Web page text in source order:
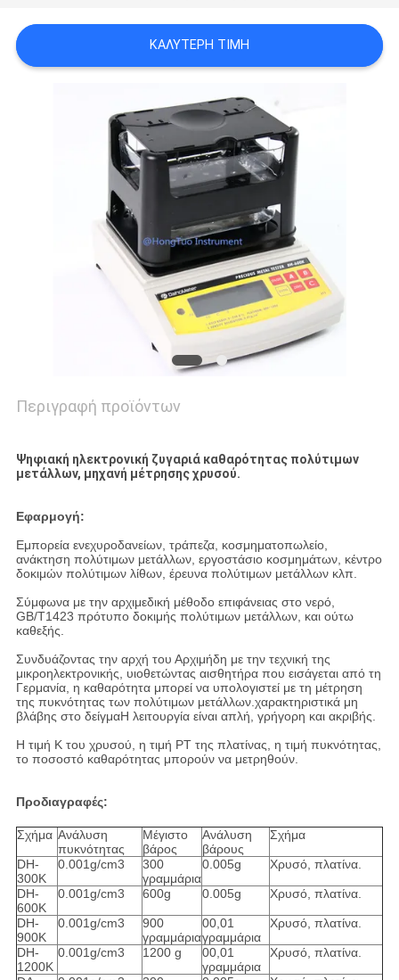
SITEMAP
ΚΑΛΎΤΕΡΗ ΤΙΜΉ
Περιγραφή προϊόντων
Ψηφιακή ηλεκτρονική ζυγαριά καθαρότητας πολύτιμων
μετάλλων, μηχανή μέτρησης χρυσού.
Εφαρμογή:
Εμπορεία ενεχυροδανείων, τράπεζα, κοσμηματοπωλείο,
ανάκτηση πολύτιμων μετάλλων, εργοστάσιο κοσμημάτων, κέντρο
δοκιμών πολύτιμων λίθων, έρευνα πολύτιμων μετάλλων κλπ.
Σύμφωνα με την αρχιμεδική μέθοδο επιφάνειας στο νερό,
GB/T1423 πρότυπο δοκιμής πολύτιμων μετάλλων, και ούτω
καθεξής.
Συνδυάζοντας την αρχή του Αρχιμήδη με την τεχνική της
μικροηλεκτρονικής, υιοθετώντας αισθητήρα που εισάγεται από τη
Γερμανία, η καθαρότητα μπορεί να υπολογιστεί με τη μέτρηση
της πυκνότητας των πολύτιμων μετάλλων.χαρακτηριστικά μη
βλάβης στο δείγμαΗ λειτουργία είναι απλή, γρήγορη και ακριβής.
Η τιμή K του χρυσού, η τιμή PT της πλατίνας, η τιμή πυκνότητας,
το ποσοστό καθαρότητας μπορούν να μετρηθούν.
Προδιαγραφές:
Σχήμα Ανάλυση
πυκνότητας
Μέγιστο
βάρος
Ανάλυση
βάρους
Σχήμα
DH-
300K
0.001g/cm3
300
γραμμάρια
0.005g Χρυσό, πλατίνα.
DH-
600K
0.001g/cm3 600g 0.005g Χρυσό, πλατίνα.
DH-
900K
0.001g/cm3
900
γραμμάρια
00,01
γραμμάρια
Χρυσό, πλατίνα.
DH-
1200K
0.001g/cm3 1200 g
00,01
γραμμάρια
Χρυσό, πλατίνα.